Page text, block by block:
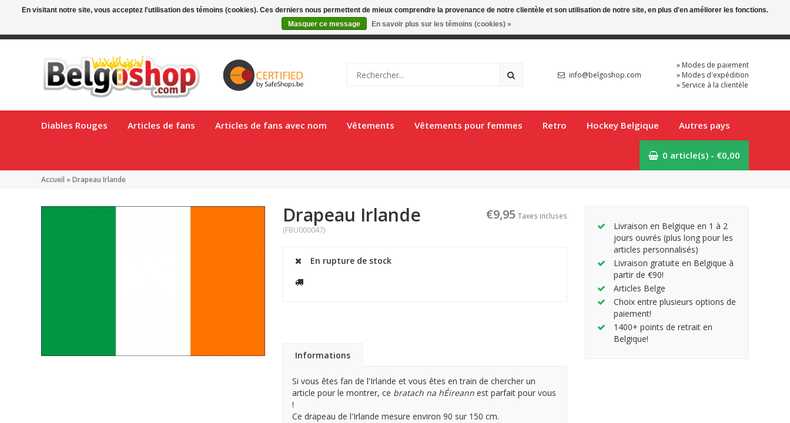
Livraison en Belgique en 1 à 2 jours ouvrés
info@belgoshop.com
» Modes de paiement
» Modes d'expédition
» Service à la clientèle
Diables Rouges Articles de fans Articles de fans avec nom Vêtements Vêtements pour femmes Retro Hockey Belgique Autres pays
0 article(s) - €0,00
Accueil »Drapeau Irlande
Drapeau Irlande
(FBU000047)
€9,95 Taxes incluses
En rupture de stock
Informations
Si vous êtes fan de l'Irlande et vous êtes en train de chercher un
article pour le montrer, ce bratach na hÉireann est parfait pour vous
!
Ce drapeau de l'Irlande mesure environ 90 sur 150 cm.
Livraison en Belgique en 1 à 2
jours ouvrés (plus long pour les
articles personnalisés)
Livraison gratuite en Belgique à
partir de €90!
Articles Belge
Choix entre plusieurs options de
paiement!
1400+ points de retrait en
Belgique!
En visitant notre site, vous acceptez l'utilisation des témoins (cookies). Ces derniers nous permettent de mieux comprendre la provenance de notre clientèle et son utilisation de notre site, en plus d'en améliorer les fonctions.
Masquer ce message
En savoir plus sur les témoins (cookies) »